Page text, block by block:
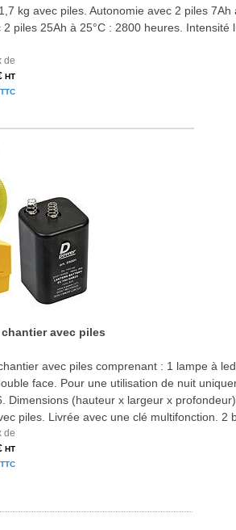
kg avec piles. Autonomie avec 2 piles 7Ah
2 piles 25Ah à 25°C : 2800 heures. Intensité
de
HT
TTC
avec piles
avec piles comprenant : 1 lampe à
face. Pour une utilisation de nuit
Dimensions (hauteur x largeur x
piles. Livrée avec une clé multifonction. 2
de
HT
TTC